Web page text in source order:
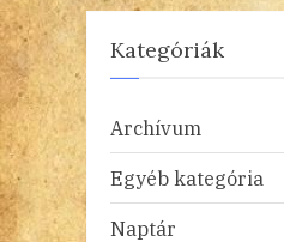
Kategóriák
Archívum
Egyéb kategória
Naptár